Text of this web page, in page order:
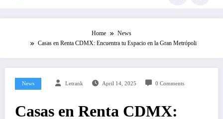
Home
News
Casas en Renta CDMX: Encuentra tu Espacio en la Gran Metrópoli
News Letrank April 14, 2025 0 Comments
Casas en Renta CDMX: